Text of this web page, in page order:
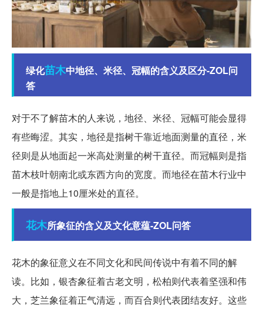
绿化苗木中地径、米径、冠幅的含义及区分-ZOL问
答
对于不了解苗木的人来说，地径、米径、冠幅可能会显得
有些晦涩。其实，地径是指树干靠近地面测量的直径，米
径则是从地面起一米高处测量的树干直径。而冠幅则是指
苗木枝叶朝南北或东西方向的宽度。而地径在苗木行业中
一般是指地上10厘米处的直径。
花木所象征的含义及文化意蕴-ZOL问答
花木的象征意义在不同文化和民间传说中有着不同的解
读。比如，银杏象征着古老文明，松柏则代表着坚强和伟
大，芝兰象征着正气清远，而百合则代表团结友好。这些